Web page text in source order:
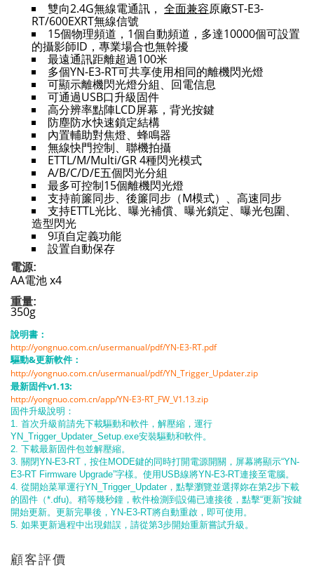
雙向2.4G無線電通訊， 全面兼容原廠ST-E3-
RT/600EXRT無線信號
15個物理頻道，1個自動頻道，多達10000個可設置
的攝影師ID，專業場合也無幹擾
最遠通訊距離超過100米
多個YN-E3-RT可共享使用相同的離機閃光燈
可顯示離機閃光燈分組、回電信息
可通過USB口升級固件
高分辨率點陣LCD屏幕，背光按鍵
防塵防水快速鎖定結構
內置輔助對焦燈、蜂鳴器
無線快門控制、聯機拍攝
ETTL/M/Multi/GR 4種閃光模式
A/B/C/D/E五個閃光分組
最多可控制15個離機閃光燈
支持前簾同步、後簾同步（M模式）、高速同步
支持ETTL光比、曝光補償、曝光鎖定、曝光包圍、
造型閃光
9項自定義功能
設置自動保存
電源:
AA電池 x4
重量:
350g
說明書：
http://yongnuo.com.cn/usermanual/pdf/YN-E3-RT.pdf
驅動&更新軟件：
http://yongnuo.com.cn/usermanual/pdf/YN_Trigger_Updater.zip
最新固件v1.13:
http://yongnuo.com.cn/app/YN-E3-RT_FW_V1.13.zip
固件升級說明：
1. 首次升級前請先下載驅動和軟件，解壓縮，運行
YN_Trigger_Updater_Setup.exe安裝驅動和軟件。
2. 下載最新固件包並解壓縮。
3. 關閉YN-E3-RT，按住MODE鍵的同時打開電源開關，屏幕將顯示“YN-
E3-RT Firmware Upgrade”字樣。使用USB線將YN-E3-RT連接至電腦。
4. 從開始菜單運行YN_Trigger_Updater，點擊瀏覽並選擇妳在第2步下載
的固件（*.dfu)。稍等幾秒鐘，軟件檢測到設備已連接後，點擊“更新”按鍵
開始更新。更新完畢後，YN-E3-RT將自動重啟，即可使用。
5. 如果更新過程中出現錯誤，請從第3步開始重新嘗試升級。
顧客評價